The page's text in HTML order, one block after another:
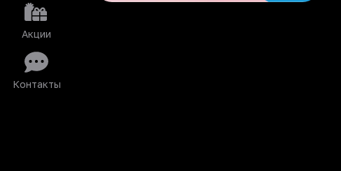
Акции
Контакты